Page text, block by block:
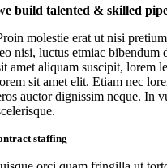
build talented & skilled
molestie erat ut nisi
nisi, luctus etmiac bibendum
amet aliquam suscipit, lorem
sit amet elit. Etiam nec
auctor dignissim neque. In
staffing